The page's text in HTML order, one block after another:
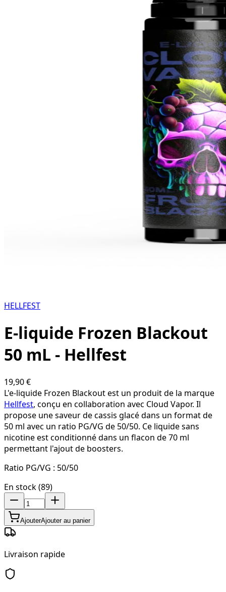
HELLFEST
E-liquide Frozen Blackout
50 mL - Hellfest
19,90 €
L'e-liquide Frozen Blackout est un produit de la marque
Hellfest, conçu en collaboration avec Cloud Vapor. Il
propose une saveur de cassis glacé dans un format de
50 ml avec un ratio PG/VG de 50/50. Ce liquide sans
nicotine est conditionné dans un flacon de 70 ml
permettant l'ajout de boosters.
Ratio PG/VG : 50/50
En stock (89)
AjouterAjouter au panier
Livraison rapide